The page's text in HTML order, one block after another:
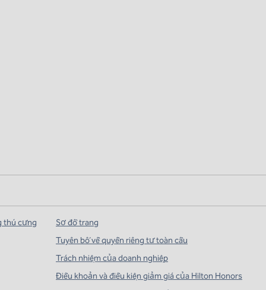
thú cưng
Sơ đồ trang
Tuyên bố về quyền riêng tư toàn cầu
Trách nhiệm của doanh nghiệp
Điều khoản và điều kiện giảm giá của Hilton Honors